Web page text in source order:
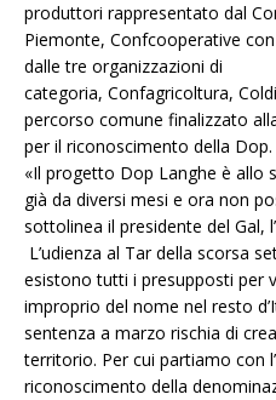
produttori rappresentato dal
Piemonte, Confcooperative
dalle tre organizzazioni di
categoria, Confagricoltura,
percorso comune finalizzato
per il riconoscimento della Dop.
«Il progetto Dop Langhe è allo
già da diversi mesi e ora non
sottolinea il presidente del Gal,
L’udienza al Tar della scorsa
esistono tutti i presupposti per
improprio del nome nel resto
sentenza a marzo rischia di
territorio. Per cui partiamo con
riconoscimento della